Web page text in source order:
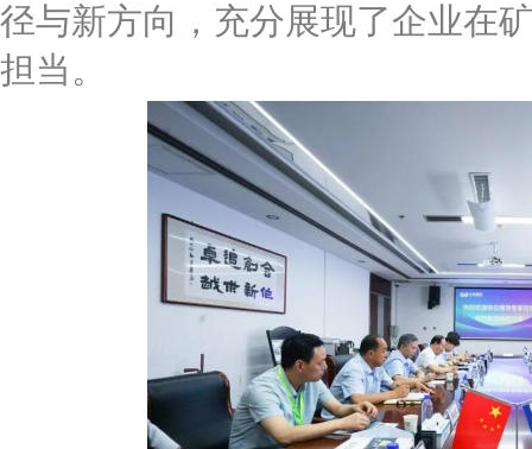
径与新方向，充分展现了企业在
担当。